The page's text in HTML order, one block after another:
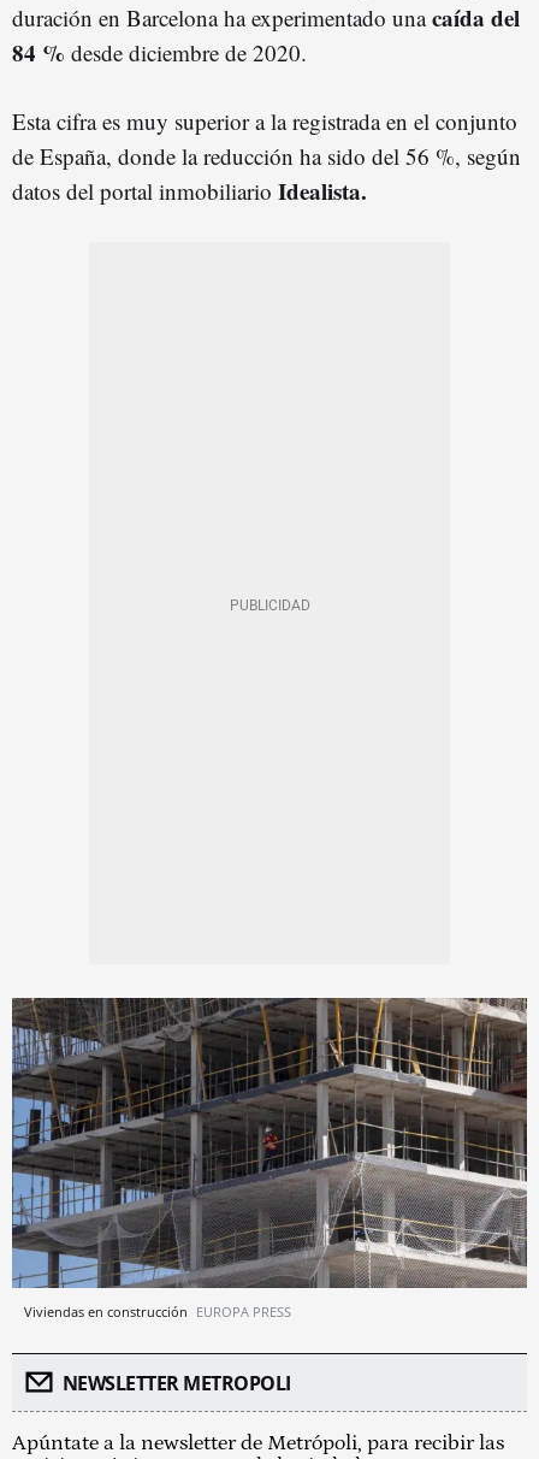
duración en Barcelona ha experimentado unacaída del
84 % desde diciembre de 2020.
Esta cifra es muy superior a la registrada en el conjunto
de España, donde la reducción ha sido del 56 %, según
datos del portal inmobiliario Idealista.
Viviendas en construcción EUROPA PRESS
NEWSLETTER METROPOLI
Apúntate a la newsletter de Metrópoli, para recibir las